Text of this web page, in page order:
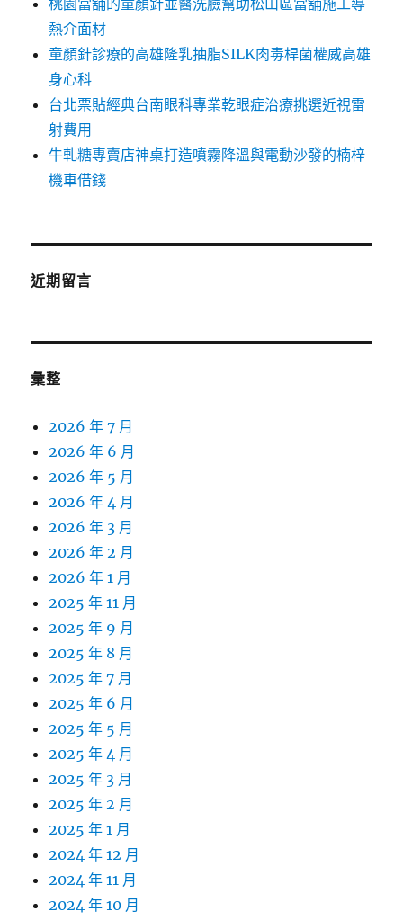
桃園當舖的童顏針並醫洗臉幫助松山區當舖施工導
熱介面材
童顏針診療的高雄隆乳抽脂SILK肉毒桿菌權威高雄
身心科
台北票貼經典台南眼科專業乾眼症治療挑選近視雷
射費用
牛軋糖專賣店神桌打造噴霧降溫與電動沙發的楠梓
機車借錢
近期留言
彙整
2026 年 7 月
2026 年 6 月
2026 年 5 月
2026 年 4 月
2026 年 3 月
2026 年 2 月
2026 年 1 月
2025 年 11 月
2025 年 9 月
2025 年 8 月
2025 年 7 月
2025 年 6 月
2025 年 5 月
2025 年 4 月
2025 年 3 月
2025 年 2 月
2025 年 1 月
2024 年 12 月
2024 年 11 月
2024 年 10 月